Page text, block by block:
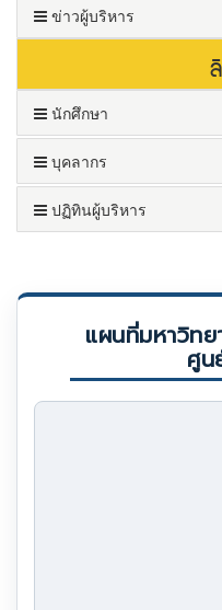
ข่าวผู้บริหาร
นักศึกษา
บุคลากร
ปฏิทินผู้บริหาร
แผนที่มหาวิทย
ศูน